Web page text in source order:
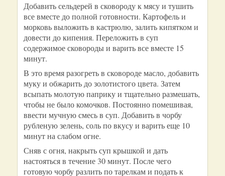
Добавить сельдерей в сковороду к мясу и тушить
все вместе до полной готовности. Картофель и
морковь выложить в кастрюлю, залить кипятком и
довести до кипения. Переложить в суп
содержимое сковороды и варить все вместе 15
минут.
В это время разогреть в сковороде масло, добавить
муку и обжарить до золотистого цвета. Затем
всыпать молотую паприку и тщательно размешать,
чтобы не было комочков. Постоянно помешивая,
ввести мучную смесь в суп. Добавить в чорбу
рубленую зелень, соль по вкусу и варить еще 10
минут на слабом огне.
Сняв с огня, накрыть суп крышкой и дать
настояться в течение 30 минут. После чего
готовую чорбу разлить по тарелкам и подать к